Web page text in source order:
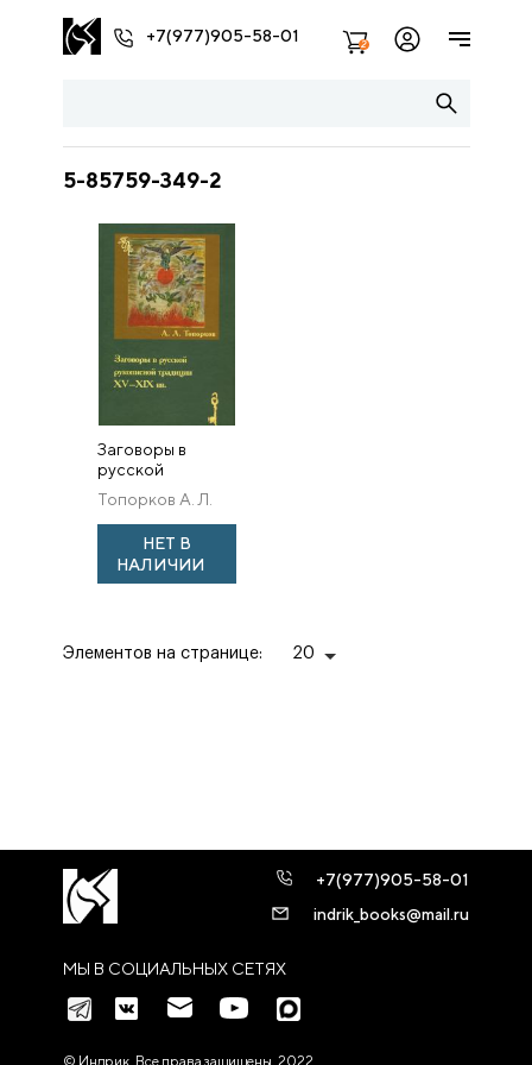
+7(977)905-58-01 2
5-85759-349-2
Заговоры в
русской
рукописной
традиции XV-XIX
вв.: История,
символика,
поэтика
Топорков А. Л.
НЕТ В
НАЛИЧИИ
Элементов на странице: 20
МЫ В СОЦИАЛЬНЫХ СЕТЯХ
+7(977)905-58-01
indrik_books@mail.ru
© Индрик. Все права защищены, 2022